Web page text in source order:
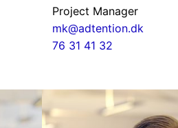
Project Manager
mk@adtention.dk
76 31 41 32